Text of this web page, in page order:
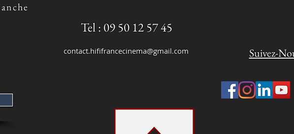
Tel : 09 50 12 57 45
contact.hififrancecinema@gmail.com Suivez-